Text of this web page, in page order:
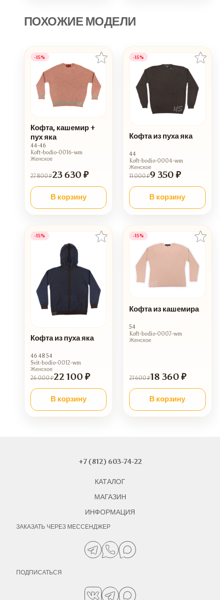
ПОХОЖИЕ МОДЕЛИ
Кофта, кашемир +
пух яка
44-46
Koft-bodio-0016-wm
Женское
27 800 ₽23 630 ₽
В корзину
-15%
Кофта из пуха яка
44
Koft-bodio-0004-wm
Женское
11 000 ₽9 350 ₽
В корзину
-15%
Кофта из пуха яка
46 48 54
Svit-bodio-0012-wm
Женское
26 000 ₽22 100 ₽
В корзину
-15%
Кофта из кашемира
54
Koft-bodio-0007-wm
Женское
21 600 ₽18 360 ₽
В корзину
-15%
+7 (812) 603-74-22
КАТАЛОГ
МАГАЗИН
ИНФОРМАЦИЯ
ЗАКАЗАТЬ ЧЕРЕЗ МЕССЕНДЖЕР
ПОДПИСАТЬСЯ